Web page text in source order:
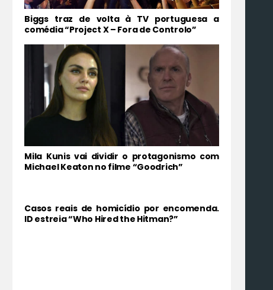
Biggs traz de volta à TV portuguesa a
comédia “Project X – Fora de Controlo”
Mila Kunis vai dividir o protagonismo com
Michael Keaton no filme “Goodrich”
Casos reais de homicídio por encomenda.
ID estreia “Who Hired the Hitman?”